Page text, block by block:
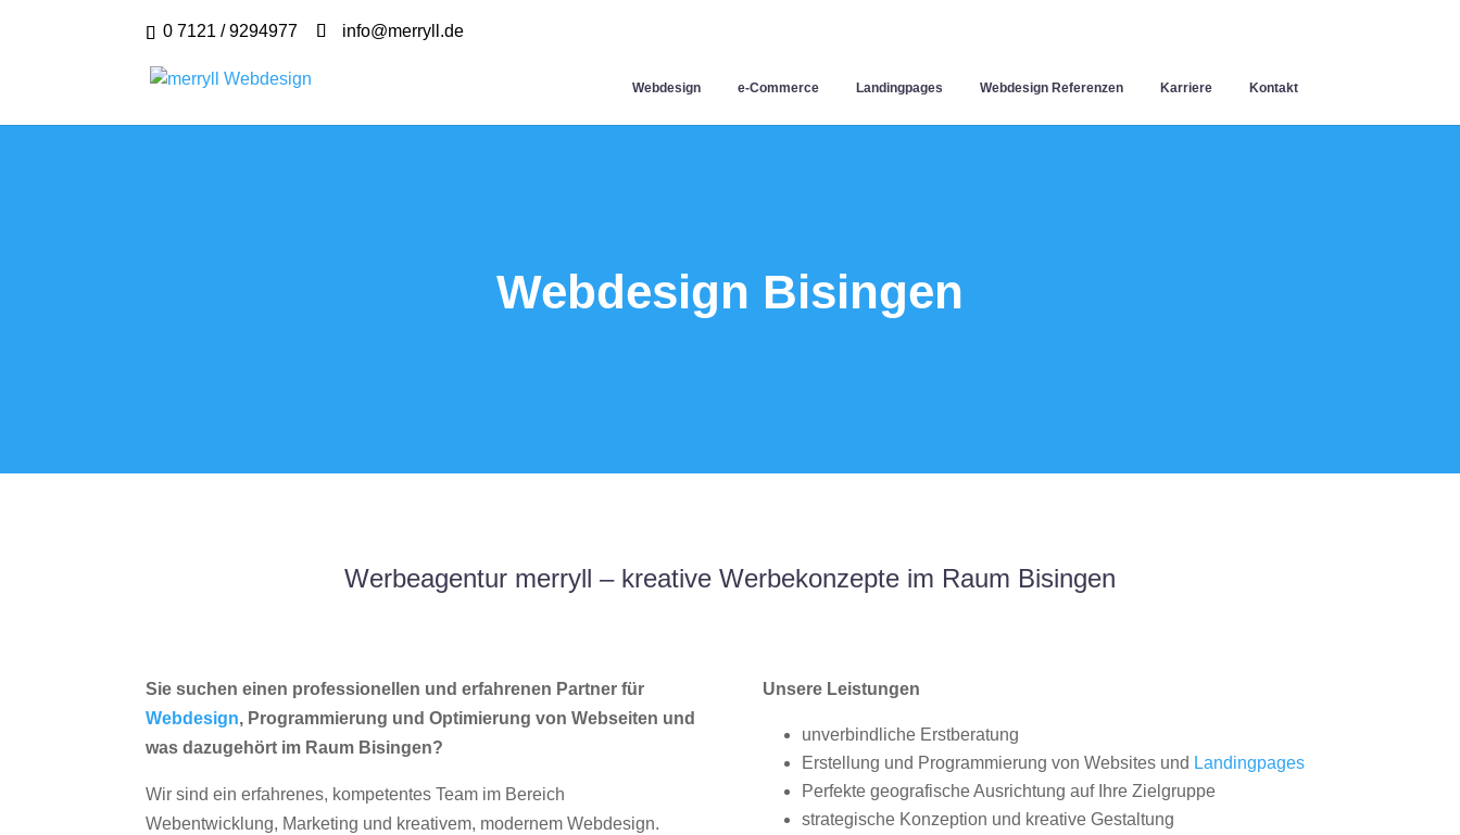
0 7121 / 9294977 info@merryll.de
Webdesign e-Commerce Landingpages Webdesign Referenzen Karriere Kontakt
Webdesign Bisingen
Werbeagentur merryll – kreative Werbekonzepte im Raum Bisingen
Sie suchen einen professionellen und erfahrenen Partner für
Webdesign, Programmierung und Optimierung von Webseiten und
was dazugehört im Raum Bisingen?
Wir sind ein erfahrenes, kompetentes Team im Bereich
Webentwicklung, Marketing und kreativem, modernem Webdesign.
Unsere Leistungen
unverbindliche Erstberatung
Erstellung und Programmierung von Websites und Landingpages
Perfekte geografische Ausrichtung auf Ihre Zielgruppe
strategische Konzeption und kreative Gestaltung